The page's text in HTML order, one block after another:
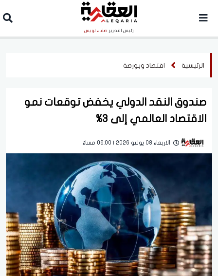
رئيس التحرير صفاء لويس
الرئيسية اقتصاد وبورصة
صندوق النقد الدولي يخفض توقعات نمو
الاقتصاد العالمي إلى 3%
الاربعاء 08 يوليو 2026 | 06:00 مساءً